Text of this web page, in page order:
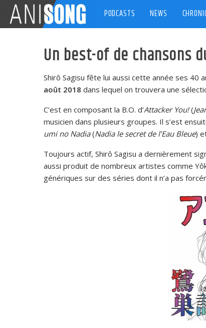
content
PODCASTS NEWS
Un best-of de chansons
Shirô Sagisu fête lui aussi cette année ses 40
août 2018 dans lequel on trouvera une
C’est en composant la B.O. d’Attacker You!(
musicien dans plusieurs groupes. Il s’est
umi no Nadia(Nadia le secret de l’Eau Bleue)
Toujours actif, Shirô Sagisu a dernièrement
aussi produit de nombreux artistes comme
génériques sur des séries dont il n’a pas